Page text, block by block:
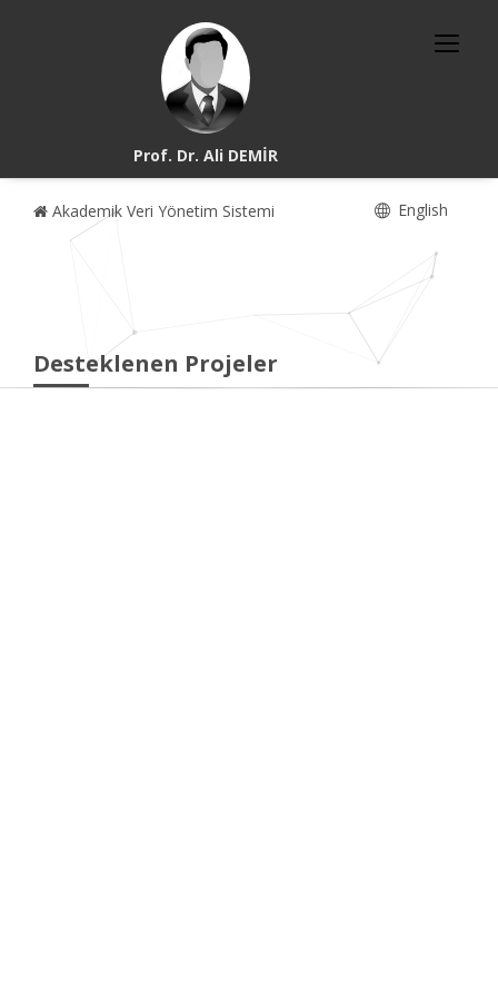
Prof. Dr. Ali DEMİR
Akademik Veri Yönetim Sistemi English
Desteklenen Projeler